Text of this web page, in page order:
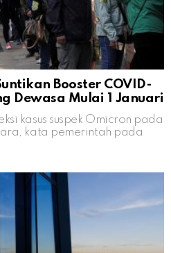
Booster COVID-
Dewasa Mulai 1 Januari
kasus suspek Omicron pada
kata pemerintah pada